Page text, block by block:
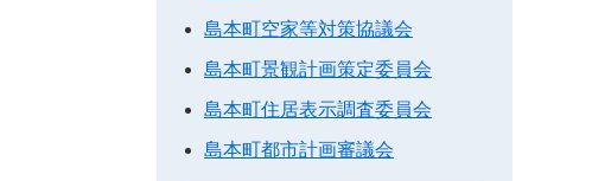
島本町空家等対策協議会
島本町景観計画策定委員会
島本町住居表示調査委員会
島本町都市計画審議会